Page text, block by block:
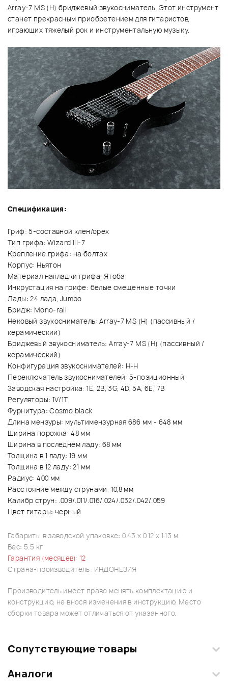
Array-7 MS (H) бриджевый звукосниматель. Этот инструмент
станет прекрасным приобретением для гитаристов,
играющих тяжелый рок и инструментальную музыку.
Спецификация:
Гриф: 5-составной клен/орех
Тип грифа: Wizard III-7
Крепление грифа: на болтах
Корпус: Ньятон
Материал накладки грифа: Ятоба
Инкрустация на грифе: белые смещенные точки
Лады: 24 лада, Jumbo
Бридж: Mono-rail
Нековый звукосниматель: Array-7 MS (H) (пассивный /
керамический)
Бриджевый звукосниматель: Array-7 MS (H) (пассивный /
керамический)
Конфигурация звукоснимателей: H-H
Переключатель звукоснимателей: 5-позиционный
Заводская настройка: 1E, 2B, 3G, 4D, 5A, 6E, 7B
Регуляторы: 1V/1T
Фурнитура: Cosmo black
Длина мензуры: мультимензурная 686 мм - 648 мм
Ширина порожка: 48 мм
Ширина в последнем ладу: 68 мм
Толщина в 1 ладу: 19 мм
Толщина в 12 ладу: 21 мм
Радиус: 400 мм
Расстояние между струнами: 10,8 мм
Калибр струн: .009/.011/.016/.024/.032/.042/.059
Цвет гитары: черный
Габариты в заводской упаковке: 0.43 x 0.12 x 1.13 м.
Вес: 5.5 кг
Гарантия (месяцев): 12
Страна-производитель: ИНДОНЕЗИЯ
Производитель имеет право менять комплектацию и
конструкцию, не внося изменения в инструкцию. Место
сборки товара может отличаться от указанного.
Сопутствующие товары
Аналоги